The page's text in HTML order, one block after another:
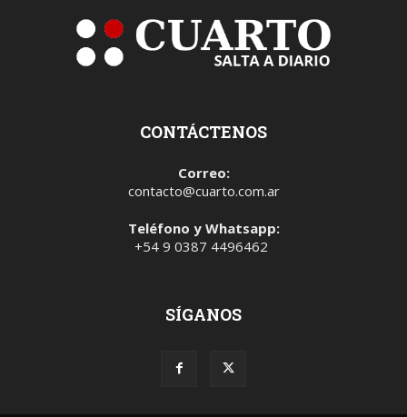
CONTÁCTENOS
Correo:
contacto@cuarto.com.ar
Teléfono y Whatsapp:
+54 9 0387 4496462
SÍGANOS